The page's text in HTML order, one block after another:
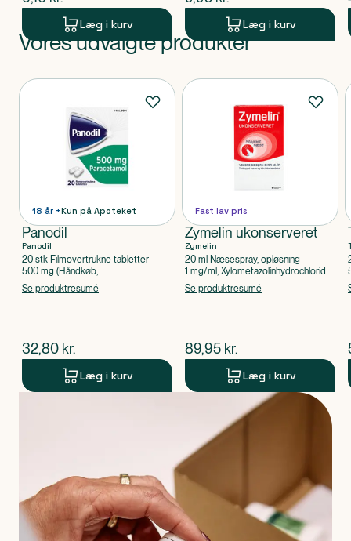
Læg i kurv Læg i kurv
Produkt 1 af 0
Vores udvalgte produkter
Produkter
18 år +Kun på Apoteket
Panodil
Panodil
20 stk Filmovertrukne tabletter
500 mg (Håndkøb,
apoteksforbeholdt), Paracetamol
Se produktresumé
$nuværende pris
32,80 kr.
Læg i kurv
Fast lav pris
Zymelin ukonserveret
Zymelin
20 ml Næsespray, opløsning
1 mg/ml, Xylometazolinhydrochlorid
Se produktresumé
$nuværende pris
89,95 kr.
Læg i kurv